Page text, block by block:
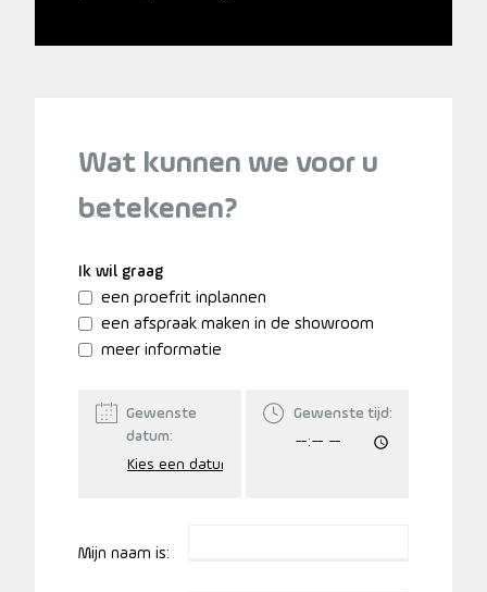
Wat kunnen we voor u
betekenen?
Ik wil graag
een proefrit inplannen
een afspraak maken in de showroom
meer informatie
Gewenste
datum:
Gewenste tijd:
Mijn naam is: